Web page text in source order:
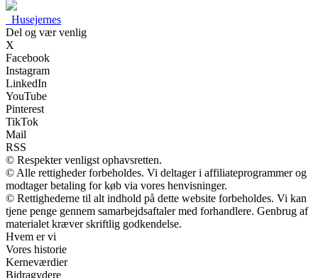
Husejernes
Del og vær venlig
X
Facebook
Instagram
LinkedIn
YouTube
Pinterest
TikTok
Mail
RSS
© Respekter venligst ophavsretten.
© Alle rettigheder forbeholdes. Vi deltager i affiliateprogrammer og
modtager betaling for køb via vores henvisninger.
© Rettighederne til alt indhold på dette website forbeholdes. Vi kan
tjene penge gennem samarbejdsaftaler med forhandlere. Genbrug af
materialet kræver skriftlig godkendelse.
Hvem er vi
Vores historie
Kerneværdier
Bidragydere